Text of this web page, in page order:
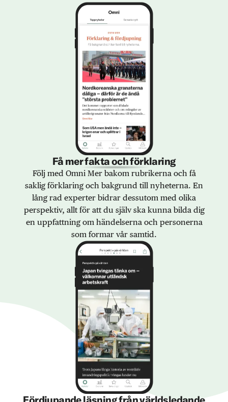
Få mer fakta och förklaring
Följ med Omni Mer bakom rubrikerna och få
saklig förklaring och bakgrund till nyheterna. En
lång rad experter bidrar dessutom med olika
perspektiv, allt för att du själv ska kunna bilda dig
en uppfattning om händelserna och personerna
som formar vår samtid.